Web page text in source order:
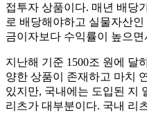
접투자 상품이다. 매년 배당
로 배당해야하고 실물자산
금이자보다 수익률이 높으
지난해 기준 1500조 원에 달
양한 상품이 존재하고 마치
있지만, 국내에는 도입된 지
리츠가 대부분이다. 국내 리